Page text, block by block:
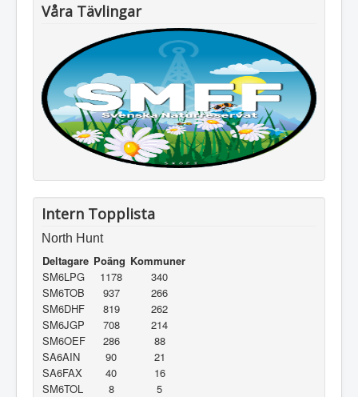
Våra Tävlingar
Intern Topplista
North Hunt
Deltagare Poäng Kommuner
SM6LPG
1178
340
SM6TOB
937
266
SM6DHF
819
262
SM6JGP
708
214
SM6OEF
286
88
SA6AIN
90
21
SA6FAX
40
16
SM6TOL
8 5